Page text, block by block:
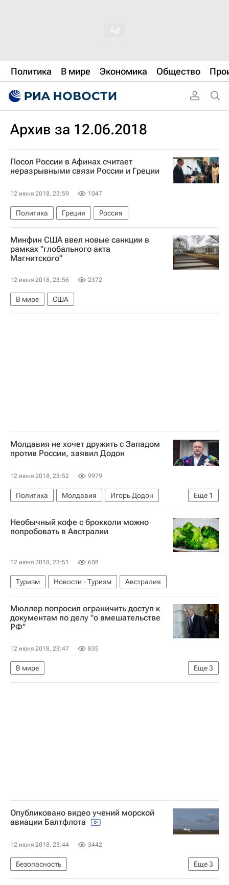
Политика В мире Экономика Общество
Архив за 12.06.2018
Посол России в Афинах считает
неразрывными связи России и Греции
12 июня 2018, 23:59 1047
Политика Греция Россия
Минфин США ввел новые санкции в
рамках "глобального акта
Магнитского"
12 июня 2018, 23:56 2372
В мире США
Молдавия не хочет дружить с Западом
против России, заявил Додон
12 июня 2018, 23:52 9979
Еще 1
Политика Молдавия
Игорь Додон
Россия
Необычный кофе с брокколи можно
попробовать в Австралии
12 июня 2018, 23:51 608
Туризм Новости - Туризм Австралия
Мюллер попросил ограничить доступ к
документам по делу "о вмешательстве
РФ"
12 июня 2018, 23:47 835
Еще3
В мире
Назначение в США спецпрокурора "по вмешательству России" в выборы
Опубликовано видео учений морской
авиации Балтфлота
12 июня 2018, 23:44 3442
Еще3
Безопасность
Министерство обороны РФ (Минобороны РФ)